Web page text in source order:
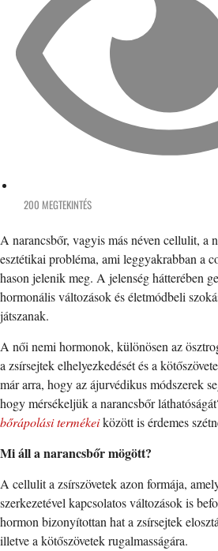
200 MEGTEKINTÉS
A narancsbőr, vagyis más néven cellulit, a
esztétikai probléma, ami leggyakrabban a
hason jelenik meg. A jelenség hátterében
hormonális változások és életmódbeli
játszanak.
A női nemi hormonok, különösen az
a zsírsejtek elhelyezkedését és a
már arra, hogy az ájurvédikus módszerek
hogy mérsékeljük a narancsbőr
bőrápolási termékeiközött is érdemes
Mi áll a narancsbőr mögött?
A cellulit a zsírszövetek azon formája,
szerkezetével kapcsolatos változások is
hormon bizonyítottan hat a zsírsejtek
illetve a kötőszövetek rugalmasságára.